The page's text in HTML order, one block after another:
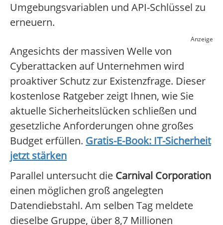
Umgebungsvariablen und API-Schlüssel zu
erneuern.
Anzeige
Angesichts der massiven Welle von
Cyberattacken auf Unternehmen wird
proaktiver Schutz zur Existenzfrage. Dieser
kostenlose Ratgeber zeigt Ihnen, wie Sie
aktuelle Sicherheitslücken schließen und
gesetzliche Anforderungen ohne großes
Budget erfüllen. Gratis-E-Book: IT-Sicherheit
jetzt stärken
Parallel untersucht die Carnival Corporation
einen möglichen groß angelegten
Datendiebstahl. Am selben Tag meldete
dieselbe Gruppe, über 8,7 Millionen